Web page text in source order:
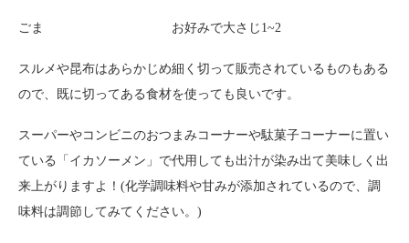
ごま お好みで大さじ1~2
スルメや昆布はあらかじめ細く切って販売されているものもある
ので、既に切ってある食材を使っても良いです。
スーパーやコンビニのおつまみコーナーや駄菓子コーナーに置い
ている「イカソーメン」で代用しても出汁が染み出て美味しく出
来上がりますよ！(化学調味料や甘みが添加されているので、調
味料は調節してみてください。)